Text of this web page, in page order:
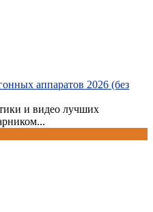
аппаратов 2026 (без
и видео лучших